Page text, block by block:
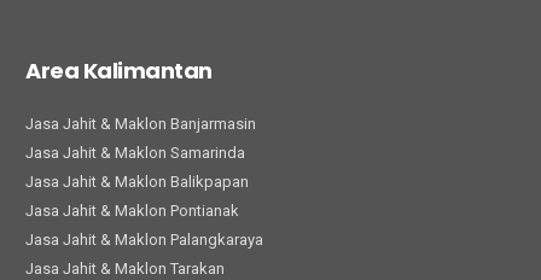
Area Kalimantan
Jasa Jahit & Maklon Banjarmasin
Jasa Jahit & Maklon Samarinda
Jasa Jahit & Maklon Balikpapan
Jasa Jahit & Maklon Pontianak
Jasa Jahit & Maklon Palangkaraya
Jasa Jahit & Maklon Tarakan